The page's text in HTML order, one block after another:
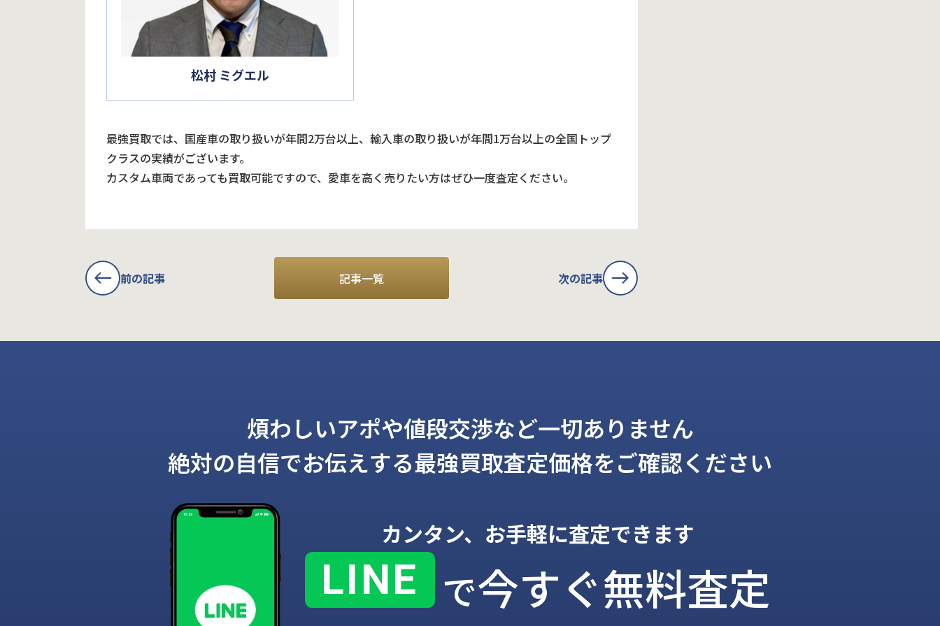
松村 ミグエル
最強買取では、国産車の取り扱いが年間2万台以上、輸入車の取り扱いが年間1万台以上の全国トップ
クラスの実績がございます。
カスタム車両であっても買取可能ですので、愛車を高く売りたい方はぜひ一度査定ください。
前の記事 記事一覧 次の記事
煩わしいアポや値段交渉など一切ありません
絶対の自信でお伝えする最強買取査定価格をご確認ください
カンタン、お手軽に査定できます
LINE で今すぐ無料査定